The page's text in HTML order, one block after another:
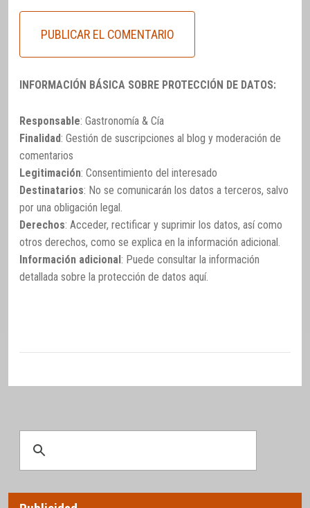
INFORMACIÓN BÁSICA SOBRE PROTECCIÓN DE DATOS:
Responsable: Gastronomía & Cía
Finalidad: Gestión de suscripciones al blog y moderación de
comentarios
Legitimación: Consentimiento del interesado
Destinatarios: No se comunicarán los datos a terceros, salvo
por una obligación legal.
Derechos: Acceder, rectificar y suprimir los datos, así como
otros derechos, como se explica en la información adicional.
Información adicional : Puede consultar la información
detallada sobre la protección de datos aquí.